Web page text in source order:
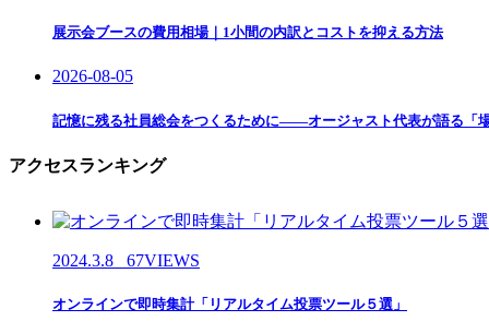
展示会ブースの費用相場｜1小間の内訳とコストを抑える方法
2026-08-05
記憶に残る社員総会をつくるために——オージャスト代表が語る「
アクセスランキング
2024.3.8 67VIEWS
オンラインで即時集計「リアルタイム投票ツール５選」